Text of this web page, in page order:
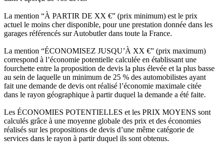
La mention “À PARTIR DE XX €” (prix minimum) est le prix
actuel le moins cher disponible, pour une prestation donnée dans les
garages référencés sur Autobutler dans toute la France.
La mention “ÉCONOMISEZ JUSQU’À XX €” (prix maximum)
correspond à l’économie potentielle calculée en établissant une
fourchette entre la proposition de devis la plus élevée et la plus basse
au sein de laquelle un minimum de 25 % des automobilistes ayant
fait une demande de devis ont réalisé l’économie maximale citée
dans le rayon géographique à partir duquel la demande a été faite.
Les ÉCONOMIES POTENTIELLES et les PRIX MOYENS sont
calculés grâce à une moyenne globale des prix et des économies
réalisés sur les propositions de devis d’une même catégorie de
services dans le rayon à partir duquel ils sont obtenus.